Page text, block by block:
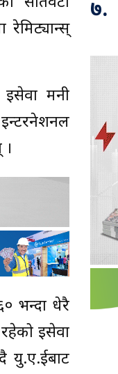
मनी
भन्दा धेरै
इसेवा
यु.ए.ईबाट
७.